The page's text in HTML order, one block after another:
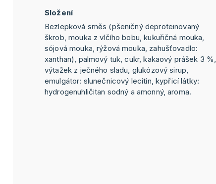
Složení
Bezlepková směs (pšeničný deproteinovaný
škrob, mouka z vlčího bobu, kukuřičná mouka,
sójová mouka, rýžová mouka, zahušťovadlo:
xanthan), palmový tuk, cukr, kakaový prášek 3 %,
výtažek z ječného sladu, glukózový sirup,
emulgátor: slunečnicový lecitin, kypřicí látky:
hydrogenuhličitan sodný a amonný, aroma.